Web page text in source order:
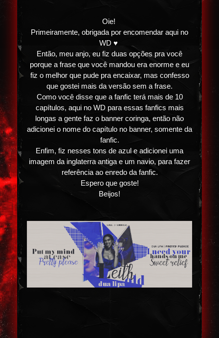
Oie!
Primeiramente, obrigada por encomendar aqui no
WD ♥
Então, meu anjo, eu fiz duas opções pra você
porque a frase que você mandou era enorme e eu
fiz o melhor que pude pra encaixar, mas confesso
que gostei mais da versão sem a frase.
Como você disse que a fanfic terá mais de 10
capítulos, aqui no WD para essas fanfics mais
longas a gente faz o banner coringa, então não
adicionei o nome do capítulo no banner, somente da
fanfic.
Enfim, fiz nesses tons de azul e adicionei uma
imagem da inglaterra antiga e um navio, para fazer
referência ao enredo da fanfic.
Espero que goste!
Beijos!